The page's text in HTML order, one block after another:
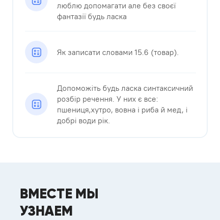
люблю допомагати але без своєї
фантазії будь ласка​
Як записати словами 15.6 (товар).
Допоможіть будь ласка синтаксичний
розбір речення. У них є все:
пшениця,хутро, вовна і риба й мед, і
добрі води рік.​
ВМЕСТЕ МЫ
УЗНАЕМ